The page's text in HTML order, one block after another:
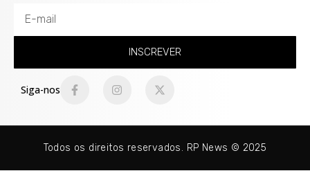
INSCREVER
Siga-nos
Todos os direitos reservados. RP News © 2025